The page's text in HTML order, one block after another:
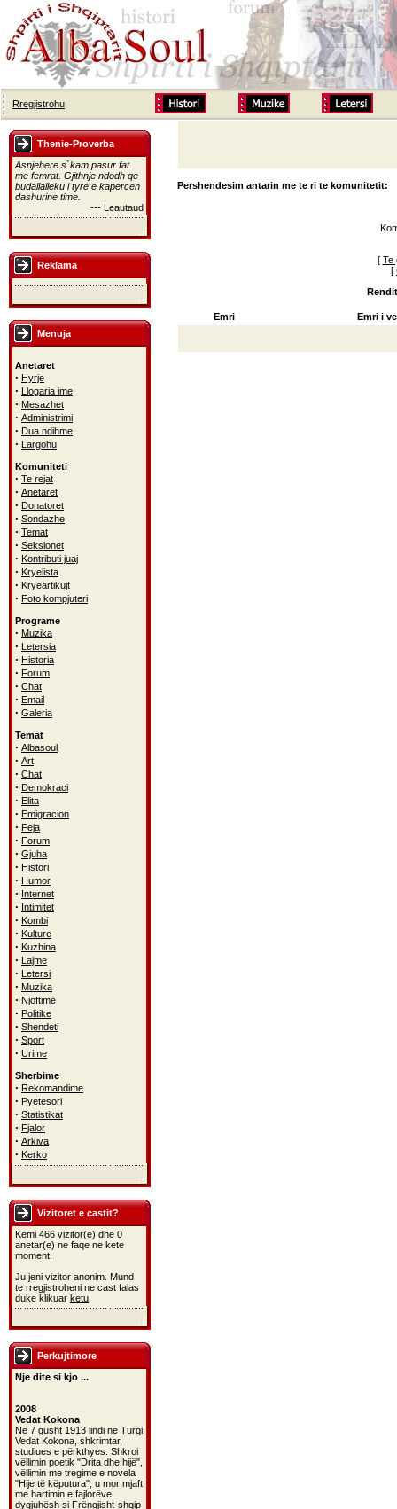
Rregjistrohu
Thenie-Proverba
Asnjehere s`kam pasur fat
me femrat. Gjithnje ndodh qe
budallalleku i tyre e kapercen
dashurine time.
--- Leautaud
Reklama
Menuja
Anetaret
· Hyrje
· Llogaria ime
· Mesazhet
· Administrimi
· Dua ndihme
· Largohu
Komuniteti
· Te rejat
· Anetaret
· Donatoret
· Sondazhe
· Temat
· Seksionet
· Kontributi juaj
· Kryelista
· Kryeartikujt
· Foto kompjuteri
Programe
· Muzika
· Letersia
· Historia
· Forum
· Chat
· Email
· Galeria
Temat
· Albasoul
· Art
· Chat
· Demokraci
· Elita
· Emigracion
· Feja
· Forum
· Gjuha
· Histori
· Humor
· Internet
· Intimitet
· Kombi
· Kulture
· Kuzhina
· Lajme
· Letersi
· Muzika
· Njoftime
· Politike
· Shendeti
· Sport
· Urime
Sherbime
· Rekomandime
· Pyetesori
· Statistikat
· Fjalor
· Arkiva
· Kerko
Vizitoret e castit?
Kemi 466 vizitor(e) dhe 0
anetar(e) ne faqe ne kete
moment.
Ju jeni vizitor anonim. Mund
te rregjistroheni ne cast falas
duke klikuar ketu
Perkujtimore
Nje dite si kjo ...
2008
Vedat Kokona
Në 7 gusht 1913 lindi në Turqi
Vedat Kokona, shkrimtar,
studiues e përkthyes. Shkroi
vëllimin poetik "Drita dhe hijë",
vëllimin me tregime e novela
"Hije të këputura"; u mor mjaft
me hartimin e fajlorëve
dygjuhësh si Frëngjisht-shqip
Pershendesim antarin me te ri te komunitetit:
[ Te
[
Emri Emri i